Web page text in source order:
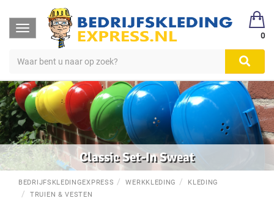
Toggle
navigation
0
Classic Set-In Sweat
BEDRIJFSKLEDINGEXPRESS WERKKLEDING
KLEDING
TRUIEN & VESTEN